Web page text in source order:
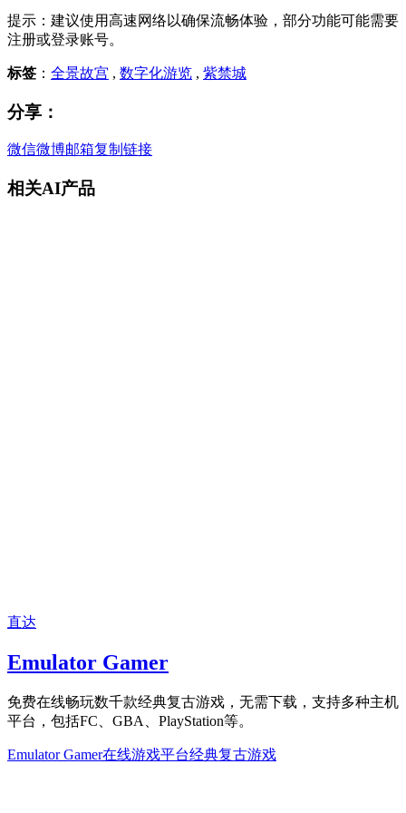
提示：建议使用高速网络以确保流畅体验，部分功能可能需要
注册或登录账号。
标签 ： 全景故宫 , 数字化游览 , 紫禁城
分享：
微信微博邮箱复制链接
相关AI产品
直达
Emulator Gamer
免费在线畅玩数千款经典复古游戏，无需下载，支持多种主机
平台，包括FC、GBA、PlayStation等。
Emulator Gamer在线游戏平台经典复古游戏